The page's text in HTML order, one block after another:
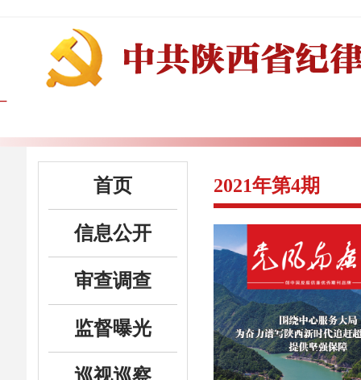
首页
信息公开
审查调查
监督曝光
2021年第4期